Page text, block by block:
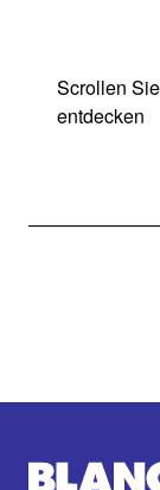
Scrollen
entdecken